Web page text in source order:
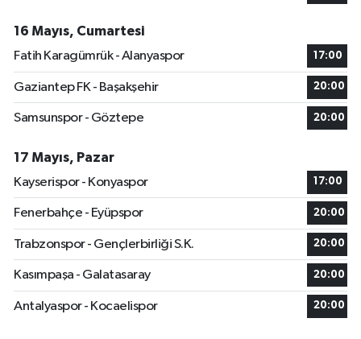
16 Mayıs, Cumartesi
Fatih Karagümrük - Alanyaspor
17:00
Gaziantep FK - Başakşehir 20:00
Samsunspor - Göztepe 20:00
17 Mayıs, Pazar
Kayserispor - Konyaspor
17:00
Fenerbahçe - Eyüpspor 20:00
Trabzonspor - Gençlerbirliği S.K. 20:00
Kasımpaşa - Galatasaray 20:00
Antalyaspor - Kocaelispor 20:00